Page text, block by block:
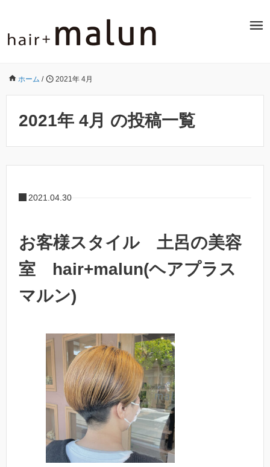
ホーム / 2021年 4月
2021年 4月 の投稿一覧
2021.04.30
お客様スタイル 土呂の美容
室 hair+malun(ヘアプラス
マルン)